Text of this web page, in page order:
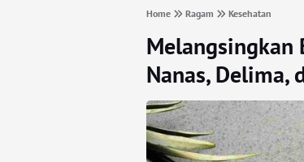
Home Ragam Kesehatan
Melangsingkan
Nanas, Delima,